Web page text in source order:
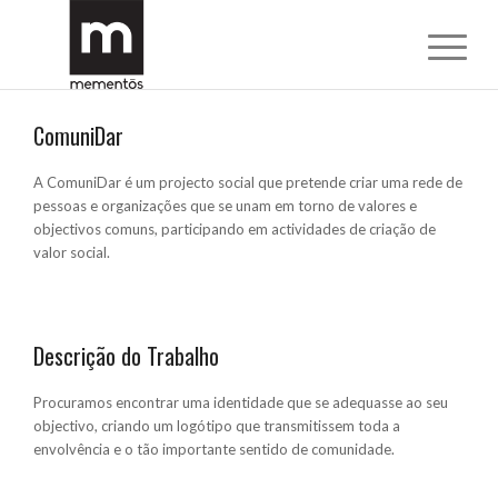
ComuniDar
A ComuniDar é um projecto social que pretende criar uma rede de
pessoas e organizações que se unam em torno de valores e
objectivos comuns, participando em actividades de criação de
valor social.
Descrição do Trabalho
Procuramos encontrar uma identidade que se adequasse ao seu
objectivo, criando um logótipo que transmitissem toda a
envolvência e o tão importante sentido de comunidade.